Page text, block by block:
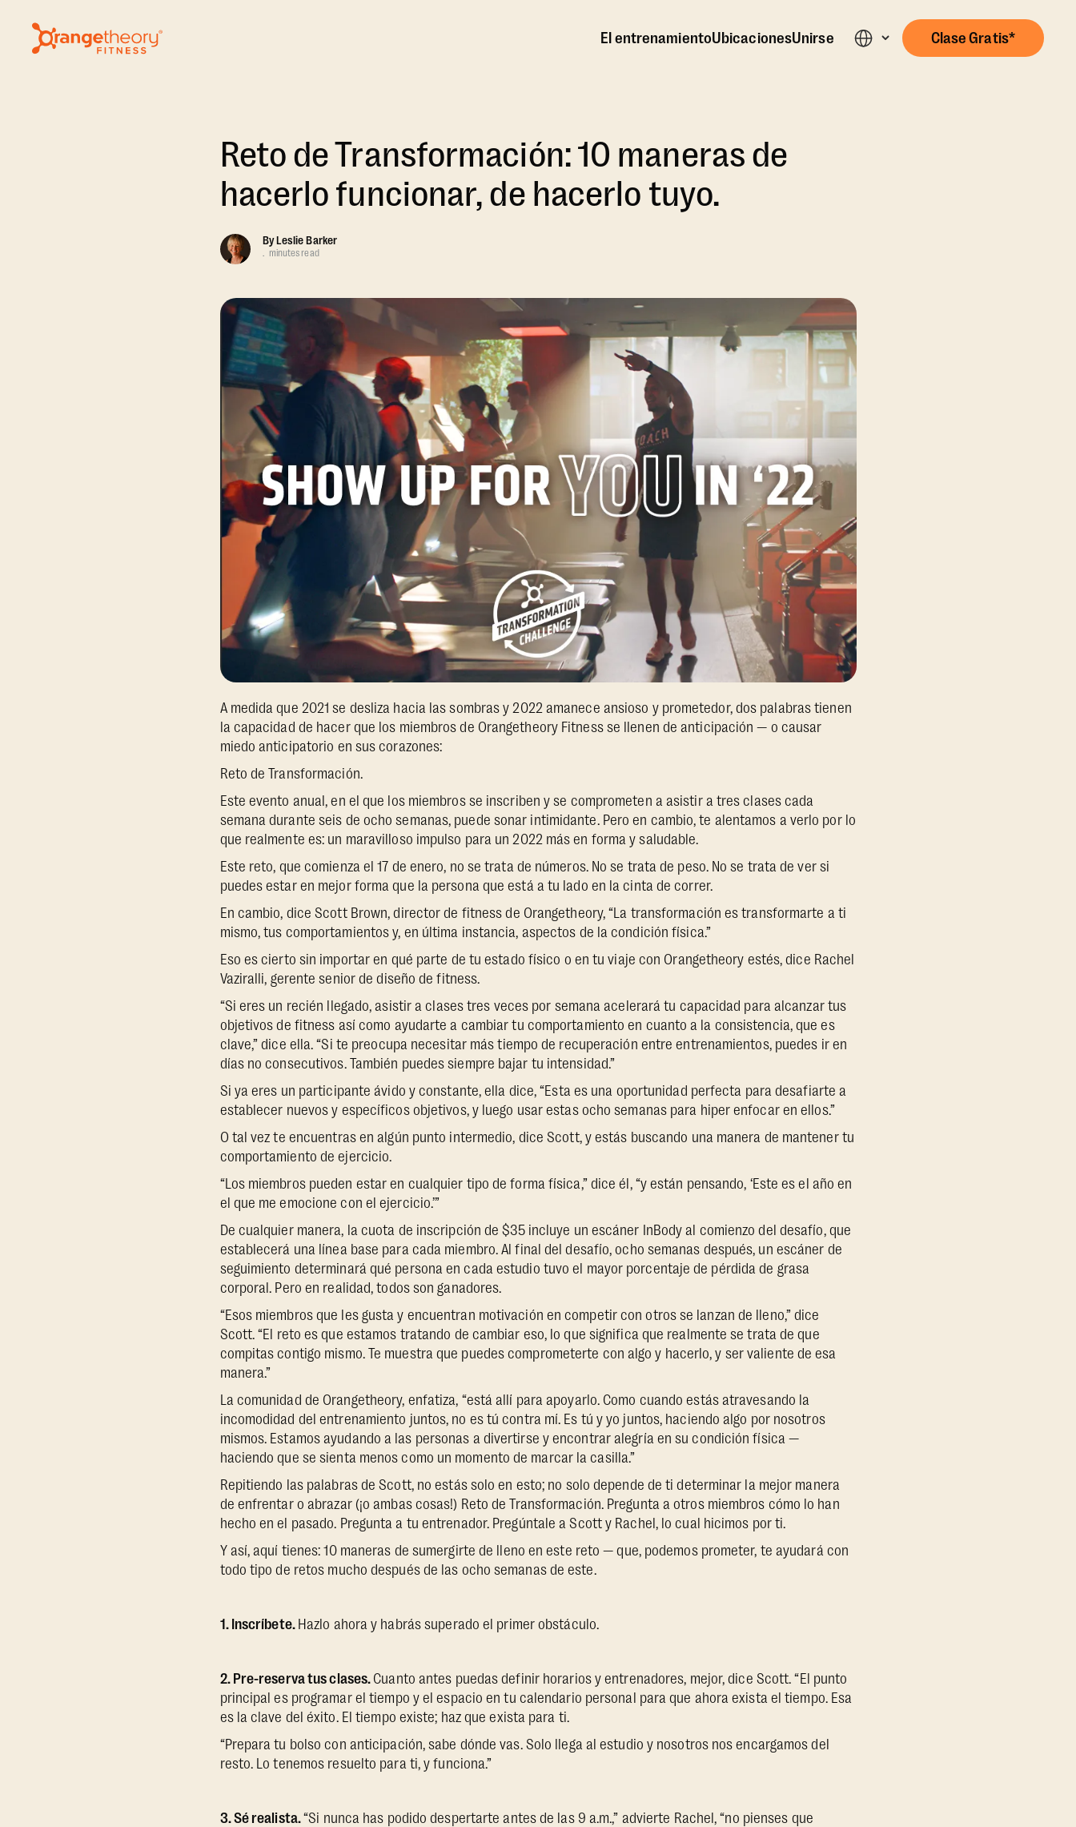
El entrenamientoUbicacionesUnirse Clase Gratis*
Reto de Transformación: 10 maneras de
hacerlo funcionar, de hacerlo tuyo.
By Leslie Barker
. minutes read
A medida que 2021 se desliza hacia las sombras y 2022 amanece ansioso y prometedor, dos palabras tienen
la capacidad de hacer que los miembros de Orangetheory Fitness se llenen de anticipación — o causar
miedo anticipatorio en sus corazones:
Reto de Transformación.
Este evento anual, en el que los miembros se inscriben y se comprometen a asistir a tres clases cada
semana durante seis de ocho semanas, puede sonar intimidante. Pero en cambio, te alentamos a verlo por lo
que realmente es: un maravilloso impulso para un 2022 más en forma y saludable.
Este reto, que comienza el 17 de enero, no se trata de números. No se trata de peso. No se trata de ver si
puedes estar en mejor forma que la persona que está a tu lado en la cinta de correr.
En cambio, dice Scott Brown, director de fitness de Orangetheory, “La transformación es transformarte a ti
mismo, tus comportamientos y, en última instancia, aspectos de la condición física.”
Eso es cierto sin importar en qué parte de tu estado físico o en tu viaje con Orangetheory estés, dice Rachel
Vaziralli, gerente senior de diseño de fitness.
“Si eres un recién llegado, asistir a clases tres veces por semana acelerará tu capacidad para alcanzar tus
objetivos de fitness así como ayudarte a cambiar tu comportamiento en cuanto a la consistencia, que es
clave,” dice ella. “Si te preocupa necesitar más tiempo de recuperación entre entrenamientos, puedes ir en
días no consecutivos. También puedes siempre bajar tu intensidad.”
Si ya eres un participante ávido y constante, ella dice, “Esta es una oportunidad perfecta para desafiarte a
establecer nuevos y específicos objetivos, y luego usar estas ocho semanas para hiper enfocar en ellos.”
O tal vez te encuentras en algún punto intermedio, dice Scott, y estás buscando una manera de mantener tu
comportamiento de ejercicio.
“Los miembros pueden estar en cualquier tipo de forma física,” dice él, “y están pensando, ‘Este es el año en
el que me emocione con el ejercicio.’”
De cualquier manera, la cuota de inscripción de $35 incluye un escáner InBody al comienzo del desafío, que
establecerá una línea base para cada miembro. Al final del desafío, ocho semanas después, un escáner de
seguimiento determinará qué persona en cada estudio tuvo el mayor porcentaje de pérdida de grasa
corporal. Pero en realidad, todos son ganadores.
“Esos miembros que les gusta y encuentran motivación en competir con otros se lanzan de lleno,” dice
Scott. “El reto es que estamos tratando de cambiar eso, lo que significa que realmente se trata de que
compitas contigo mismo. Te muestra que puedes comprometerte con algo y hacerlo, y ser valiente de esa
manera.”
La comunidad de Orangetheory, enfatiza, “está allí para apoyarlo. Como cuando estás atravesando la
incomodidad del entrenamiento juntos, no es tú contra mí. Es tú y yo juntos, haciendo algo por nosotros
mismos. Estamos ayudando a las personas a divertirse y encontrar alegría en su condición física —
haciendo que se sienta menos como un momento de marcar la casilla.”
Repitiendo las palabras de Scott, no estás solo en esto; no solo depende de ti determinar la mejor manera
de enfrentar o abrazar (¡o ambas cosas!) Reto de Transformación. Pregunta a otros miembros cómo lo han
hecho en el pasado. Pregunta a tu entrenador. Pregúntale a Scott y Rachel, lo cual hicimos por ti.
Y así, aquí tienes: 10 maneras de sumergirte de lleno en este reto — que, podemos prometer, te ayudará con
todo tipo de retos mucho después de las ocho semanas de este.
1. Inscríbete. Hazlo ahora y habrás superado el primer obstáculo.
2. Pre-reserva tus clases. Cuanto antes puedas definir horarios y entrenadores, mejor, dice Scott. “El punto
principal es programar el tiempo y el espacio en tu calendario personal para que ahora exista el tiempo. Esa
es la clave del éxito. El tiempo existe; haz que exista para ti.
“Prepara tu bolso con anticipación, sabe dónde vas. Solo llega al estudio y nosotros nos encargamos del
resto. Lo tenemos resuelto para ti, y funciona.”
3. Sé realista.“Si nunca has podido despertarte antes de las 9 a.m.,” advierte Rachel, “no pienses que